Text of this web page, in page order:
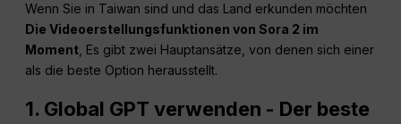
Wenn Sie in Taiwan sind und das Land erkunden möchten
Die Videoerstellungsfunktionen von Sora 2 im
Moment , Es gibt zwei Hauptansätze, von denen sich einer
als die beste Option herausstellt.
1. Global GPT verwenden - Der beste